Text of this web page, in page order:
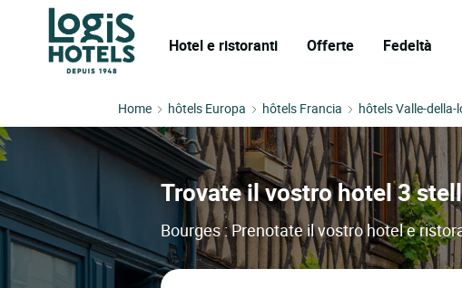
Hotel e ristoranti Offerte Fedeltà
Home hôtels Europa hôtels Francia hôtels Valle-della-
Trovate il vostro hotel 3
Bourges : Prenotate il vostro hotel e